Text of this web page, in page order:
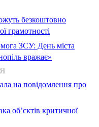
безкоштовно
грамотності
ЗСУ: День міста
вражає»
на повідомлення про
об’єктів критичної